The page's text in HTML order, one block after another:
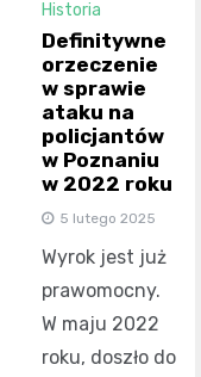
Historia
Definitywne
orzeczenie
w sprawie
ataku na
policjantów
w Poznaniu
w 2022 roku
5 lutego 2025
Wyrok jest już
prawomocny.
W maju 2022
roku, doszło do